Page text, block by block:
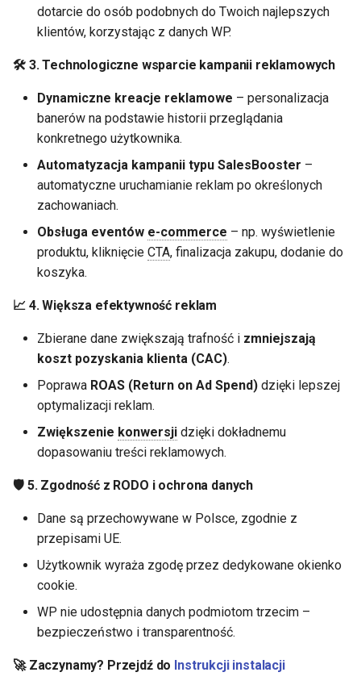
dotarcie do osób podobnych do Twoich najlepszych
klientów, korzystając z danych WP.
🛠 3.Technologiczne wsparcie kampanii reklamowych
Dynamiczne kreacje reklamowe – personalizacja
banerów na podstawie historii przeglądania
konkretnego użytkownika.
Automatyzacja kampanii typu SalesBooster –
automatyczne uruchamianie reklam po określonych
zachowaniach.
Obsługa eventów e-commerce – np. wyświetlenie
produktu, kliknięcie CTA, finalizacja zakupu, dodanie do
koszyka.
📈 4.Większa efektywność reklam
Zbierane dane zwiększają trafność i zmniejszają
koszt pozyskania klienta (CAC).
Poprawa ROAS (Return on Ad Spend) dzięki lepszej
optymalizacji reklam.
Zwiększenie konwersji dzięki dokładnemu
dopasowaniu treści reklamowych.
🛡 5. Zgodność z RODO i ochrona danych
Dane są przechowywane w Polsce, zgodnie z
przepisami UE.
Użytkownik wyraża zgodę przez dedykowane okienko
cookie.
WP nie udostępnia danych podmiotom trzecim –
bezpieczeństwo i transparentność.
🚀 Zaczynamy? Przejdź do Instrukcji instalacji